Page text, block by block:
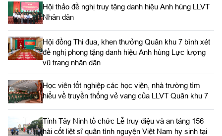
Hội thảo đề nghị truy tặng danh hiệu Anh hùng LLVT
Nhân dân
Hội đồng Thi đua, khen thưởng Quân khu 7 bình xét
đề nghị phong tặng danh hiệu Anh hùng Lực lượng
vũ trang nhân dân
Học viên tốt nghiệp các học viện, nhà trường tìm
hiểu về truyền thống vẻ vang của LLVT Quân khu 7
​Tỉnh Tây Ninh tổ chức Lễ truy điệu và an táng 156
hài cốt liệt sĩ quân tình nguyện Việt Nam hy sinh tại